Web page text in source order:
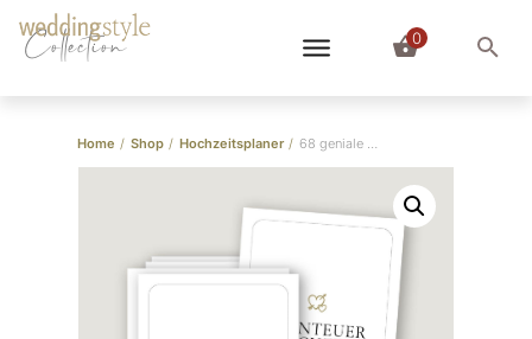
Collection 0
Home / Shop / Hochzeitsplaner / 68 geniale Meilenstein-Karten für die Hochzeitsplanung